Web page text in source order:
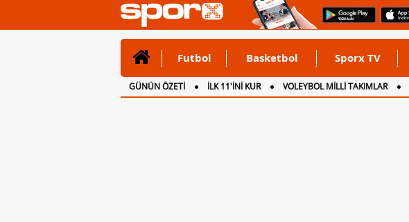
Futbol Basketbol Sporx TV
GÜNÜN ÖZETİ İLK 11'İNİ KUR VOLEYBOL MİLLİ TAKIMLAR
CANLI ANLATIM
İNGİLTERE